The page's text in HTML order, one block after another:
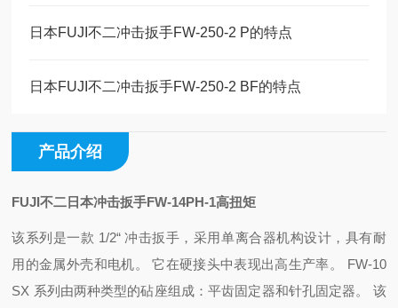
日本FUJI不二冲击扳手FW-250-2 P的特点
日本FUJI不二冲击扳手FW-250-2 BF的特点
产品介绍
FUJI不二日本冲击扳手FW-14PH-1高扭矩
该系列是一款 1/2“ 冲击扳手，采用单离合器机构设计，具有耐
用的金属外壳和电机。 它在硬接头中表现出高生产率。 FW-10
SX 系列由两种类型的砧座组成：平齿固定器和针孔固定器。 该